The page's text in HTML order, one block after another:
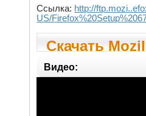
Ссылка: http://
US/
Скачать
Nightly
Видео: